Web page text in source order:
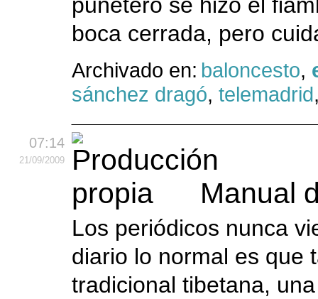
puñetero se hizo el
boca cerrada, pero
Archivado en: baloncesto,
sánchez dragó, telemadrid
07:14
21/09/2009
Manual
Los periódicos nunca
diario lo normal es que
tradicional tibetana,